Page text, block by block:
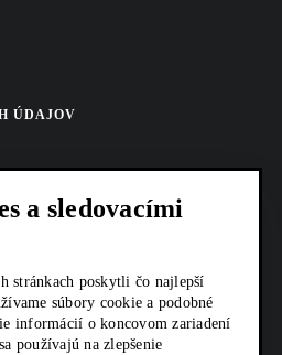
ÚDAJOV
a sledovacími
stránkach poskytli čo najlepší
súbory cookie a podobné
informácií o koncovom zariadení
používajú na zlepšenie